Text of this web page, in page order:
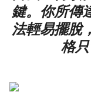
鍵。你所傳
法輕易擺脫
格